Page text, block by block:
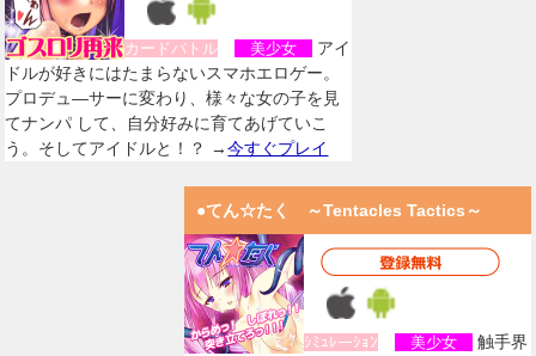
カードバトル 美少女
アイ
ドルが好きにはたまらないスマホエロゲー。
プロデュ―サーに変わり、様々な女の子を見
てナンパ して、自分好みに育てあげていこ
う。そしてアイドルと！？ →今すぐプレイ
●てん☆たく ～Tentacles Tactics～
ｼﾐｭﾚーｼｮﾝ 美少女
触手界